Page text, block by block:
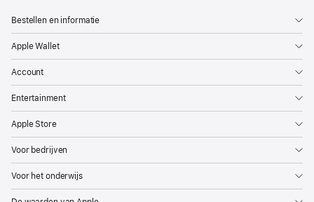
Bestellen en informatie
Apple Wallet
Account
Entertainment
Apple Store
Voor bedrijven
Voor het onderwijs